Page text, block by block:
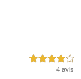
4,0 étoiles sur 5
4 avis